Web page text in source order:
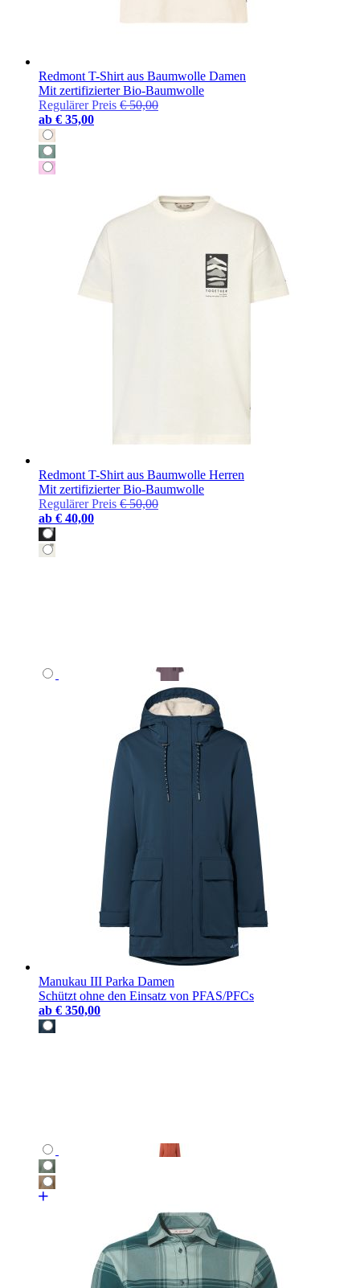
Redmont T-Shirt aus Baumwolle Damen
Mit zertifizierter Bio-Baumwolle
Regulärer Preis € 50,00
ab € 35,00
Redmont T-Shirt aus Baumwolle Herren
Mit zertifizierter Bio-Baumwolle
Regulärer Preis € 50,00
ab € 40,00
Manukau III Parka Damen
Schützt ohne den Einsatz von PFAS/PFCs
ab € 350,00